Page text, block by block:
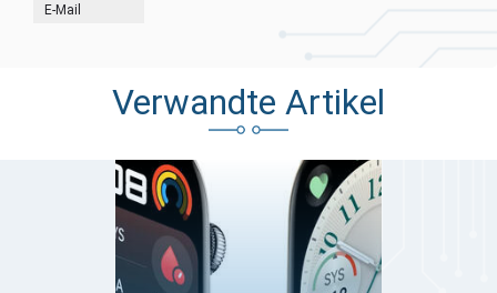
E-Mail
Verwandte Artikel